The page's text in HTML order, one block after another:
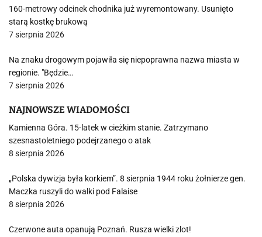
160-metrowy odcinek chodnika już wyremontowany. Usunięto
starą kostkę brukową
7 sierpnia 2026
Na znaku drogowym pojawiła się niepoprawna nazwa miasta w
regionie. "Będzie…
7 sierpnia 2026
NAJNOWSZE WIADOMOŚCI
Kamienna Góra. 15-latek w cieżkim stanie. Zatrzymano
szesnastoletniego podejrzanego o atak
8 sierpnia 2026
„Polska dywizja była korkiem”. 8 sierpnia 1944 roku żołnierze gen.
Maczka ruszyli do walki pod Falaise
8 sierpnia 2026
Czerwone auta opanują Poznań. Rusza wielki zlot!